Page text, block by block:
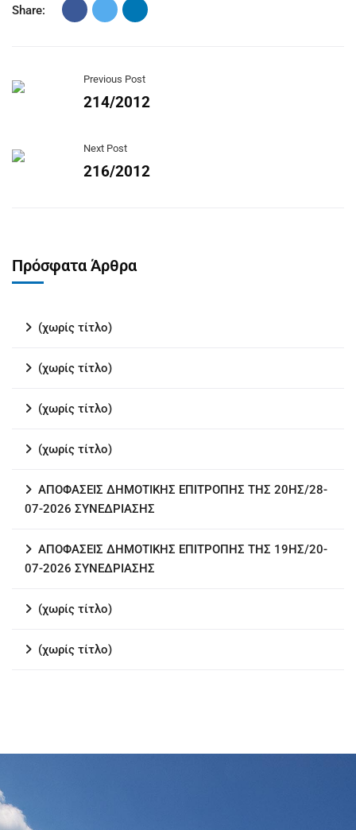
Share:
Previous Post
214/2012
Next Post
216/2012
Πρόσφατα Άρθρα
(χωρίς τίτλο)
(χωρίς τίτλο)
(χωρίς τίτλο)
(χωρίς τίτλο)
ΑΠΟΦΑΣΕΙΣ ΔΗΜΟΤΙΚΗΣ ΕΠΙΤΡΟΠΗΣ ΤΗΣ 20ΗΣ/28-
07-2026 ΣΥΝΕΔΡΙΑΣΗΣ
ΑΠΟΦΑΣΕΙΣ ΔΗΜΟΤΙΚΗΣ ΕΠΙΤΡΟΠΗΣ ΤΗΣ 19ΗΣ/20-
07-2026 ΣΥΝΕΔΡΙΑΣΗΣ
(χωρίς τίτλο)
(χωρίς τίτλο)